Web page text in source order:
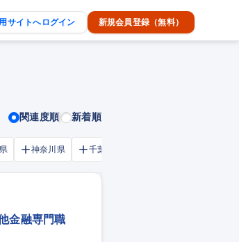
サイトへログイン 新規会員登録（無料）
関連度順 新着順
神奈川県 千葉市
金融専門職